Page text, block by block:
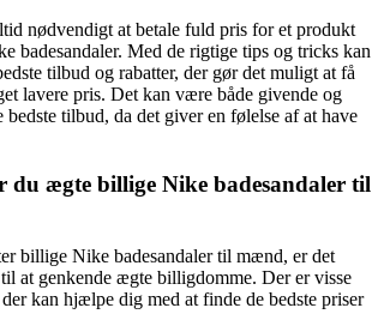
nødvendigt at betale fuld pris for et produkt
badesandaler. Med de rigtige tips og tricks kan
tilbud og rabatter, der gør det muligt at få
lavere pris. Det kan være både givende og
tilbud, da det giver en følelse af at have
du ægte billige Nike badesandaler til
billige Nike badesandaler til mænd, er det
at genkende ægte billigdomme. Der er visse
kan hjælpe dig med at finde de bedste priser